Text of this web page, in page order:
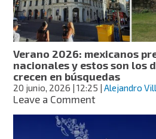
en
México:
experiencias
para
recordar
Verano 2026: mexicanos
nacionales y estos son los
crecen en búsquedas
20 junio, 2026 | 12:25 |Alejandro
Leave a Commenton